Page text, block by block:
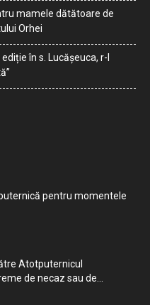
mamele dătătoare de
Orhei
în s. Lucășeuca, r-l
pentru momentele
Atotputernicul
de necaz sau de...